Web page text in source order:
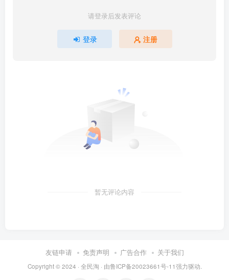
请登录后发表评论
登录 注册
暂无评论内容
友链申请 免责声明 广告合作 关于我们
Copyright © 2024 · 全民淘 · 由鲁ICP备20023661号-11强力驱动.